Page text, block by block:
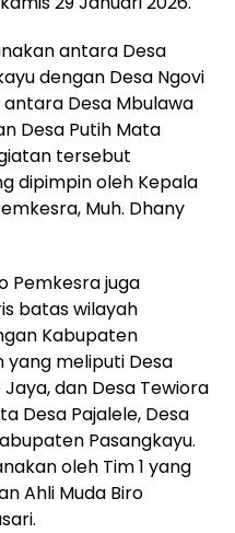
antara Desa
dengan Desa Ngovi
Desa Mbulawa
Desa Putih Mata
tersebut
dipimpin oleh Kepala
Muh. Dhany
Pemkesra juga
batas wilayah
Kabupaten
yang meliputi Desa
dan Desa Tewiora
Desa Pajalele, Desa
Pasangkayu.
oleh Tim 1 yang
Ahli Muda Biro